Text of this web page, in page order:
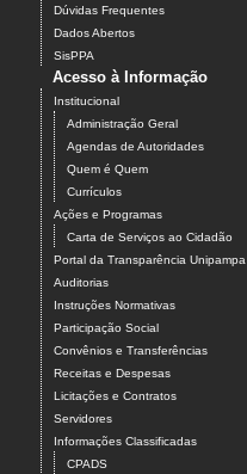
Dúvidas Frequentes
Dados Abertos
SisPPA
Acesso à Informação
Institucional
Administração Geral
Agendas de Autoridades
Quem é Quem
Currículos
Ações e Programas
Carta de Serviços ao Cidadão
Portal da Transparência Unipampa
Auditorias
Instruções Normativas
Participação Social
Convênios e Transferências
Receitas e Despesas
Licitações e Contratos
Servidores
Informações Classificadas
CPADS